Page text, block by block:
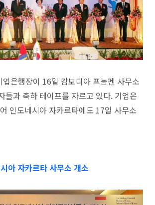
은행장이 16일 캄보디아 프놈펜 사무소
들과 축하 테이프를 자르고 있다. 기업은
인도네시아 자카르타에도 17일 사무소
아 자카르타 사무소 개소